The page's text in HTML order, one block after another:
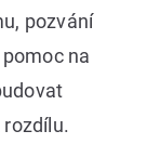
pozvání
na